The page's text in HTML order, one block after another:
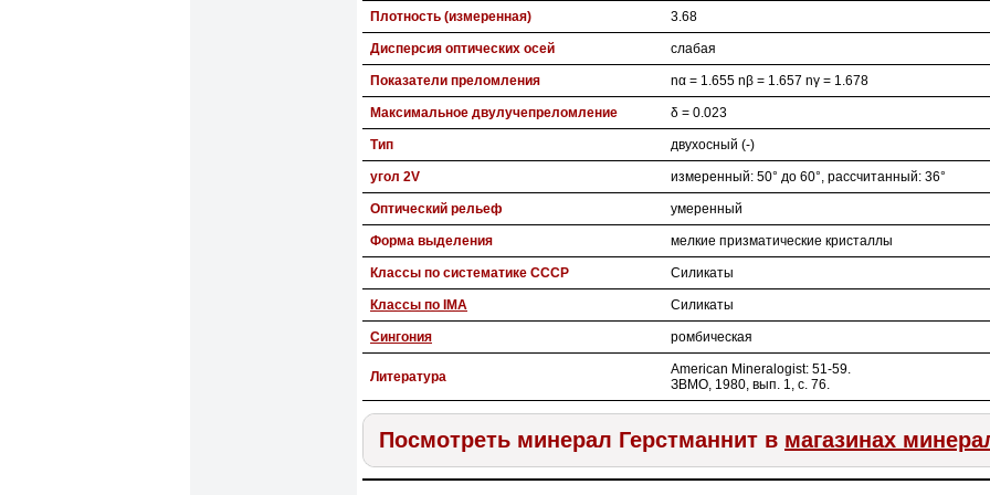
Плотность (измеренная) 3.68
Дисперсия оптических осей слабая
Показатели преломления nα = 1.655 nβ = 1.657 nγ = 1.678
Максимальное двулучепреломление δ = 0.023
Тип двухосный (-)
угол 2V измеренный: 50° до 60°, рассчитанный: 36°
Оптический рельеф умеренный
Форма выделения мелкие призматические кристаллы
Классы по систематике СССР Силикаты
Классы по IMA Силикаты
Сингония ромбическая
Литература
American Mineralogist: 51-59.
ЗВМО, 1980, вып. 1, с. 76.
Посмотреть минерал Герстманнит в магазинах